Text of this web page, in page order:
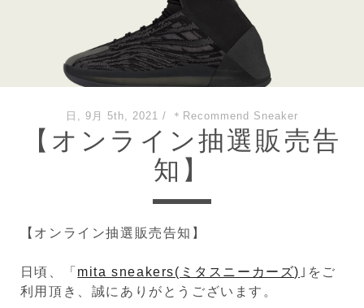
日, 9月 5th, 2021 / ＊Recommend Sneaker
【オンライン抽選販売告
知】
【オンライン抽選販売告知】
日頃、「 mita sneakers(ミタスニーカーズ) ｣をご
利用頂き、誠にありがとうございます。